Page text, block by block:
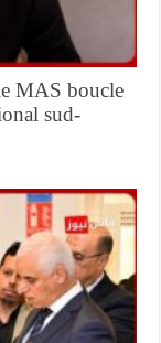
MAS boucle
sud-